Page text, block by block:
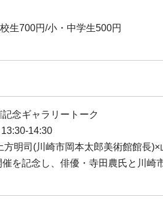
生700円/小・中学生500円
念ギャラリートーク
14:30
方明司(川崎市岡本太郎美術館館長)×
を記念し、俳優・寺田農氏と川崎